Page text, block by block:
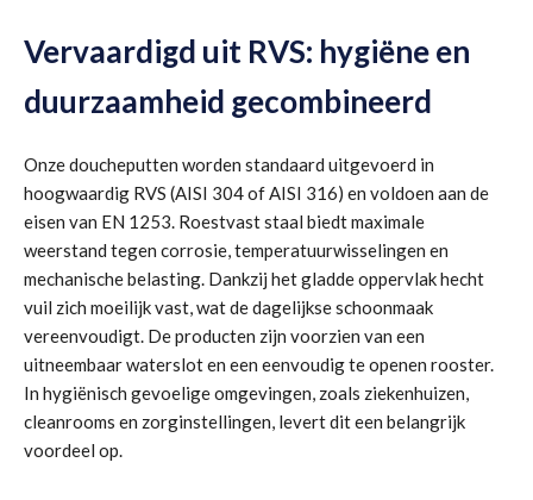
Vervaardigd uit RVS: hygiëne en
duurzaamheid gecombineerd
Onze doucheputten worden standaard uitgevoerd in
hoogwaardig RVS (AISI 304 of AISI 316) en voldoen aan de
eisen van EN 1253. Roestvast staal biedt maximale
weerstand tegen corrosie, temperatuurwisselingen en
mechanische belasting. Dankzij het gladde oppervlak hecht
vuil zich moeilijk vast, wat de dagelijkse schoonmaak
vereenvoudigt. De producten zijn voorzien van een
uitneembaar waterslot en een eenvoudig te openen rooster.
In hygiënisch gevoelige omgevingen, zoals ziekenhuizen,
cleanrooms en zorginstellingen, levert dit een belangrijk
voordeel op.